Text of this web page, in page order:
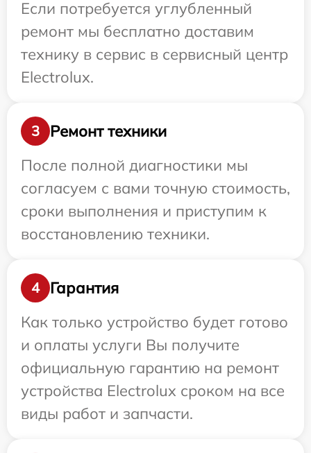
Если потребуется углубленный
ремонт мы бесплатно доставим
технику в сервис в сервисный центр
Electrolux.
3
Ремонт техники
После полной диагностики мы
согласуем с вами точную стоимость,
сроки выполнения и приступим к
восстановлению техники.
4
Гарантия
Как только устройство будет готово
и оплаты услуги Вы получите
официальную гарантию на ремонт
устройства Electrolux сроком на все
виды работ и запчасти.